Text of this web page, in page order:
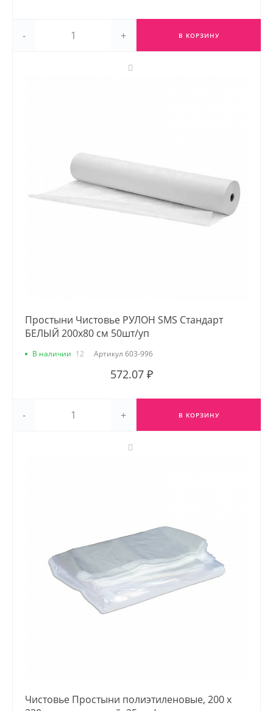
- + В КОРЗИНУ
Простыни Чистовье РУЛОН SMS Стандарт
БЕЛЫЙ 200х80 см 50шт/уп
В наличии 12 Артикул 603-996
572.07 ₽
- + В КОРЗИНУ
Чистовье Простыни полиэтиленовые, 200 х